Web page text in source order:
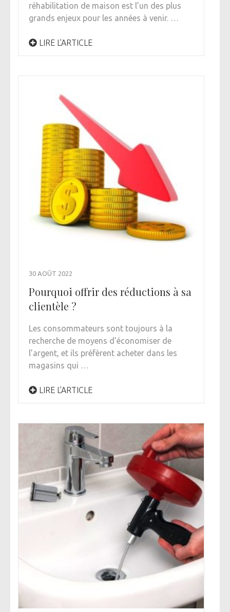
réhabilitation de maison est l’un des plus
grands enjeux pour les années à venir. …
LIRE L'ARTICLE
30 AOÛT 2022
Pourquoi offrir des réductions à sa
clientèle ?
Les consommateurs sont toujours à la
recherche de moyens d’économiser de
l’argent, et ils préfèrent acheter dans les
magasins qui …
LIRE L'ARTICLE